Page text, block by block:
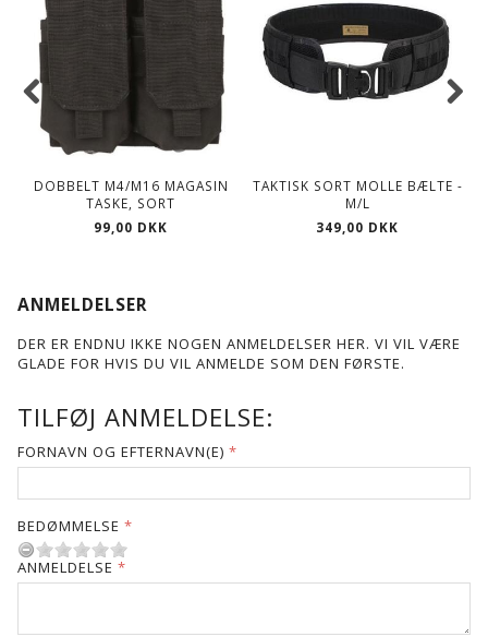
DOBBELT M4/M16 MAGASIN
TASKE, SORT
99,00 DKK
TAKTISK SORT MOLLE BÆLTE -
M/L
349,00 DKK
ANMELDELSER
DER ER ENDNU IKKE NOGEN ANMELDELSER HER. VI VIL VÆRE
GLADE FOR HVIS DU VIL ANMELDE SOM DEN FØRSTE.
TILFØJ ANMELDELSE:
FORNAVN OG EFTERNAVN(E)
BEDØMMELSE
ANMELDELSE